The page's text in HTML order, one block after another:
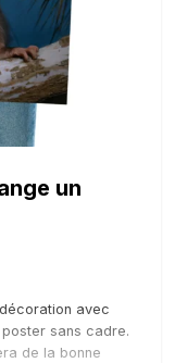
un
avec
sans cadre.
de la bonne